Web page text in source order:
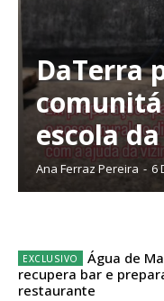
Edição em
casa
Acesso ao
DaTerra
escola
Ana Ferraz Pereira - 6
Água de
recupera bar e
restaurante